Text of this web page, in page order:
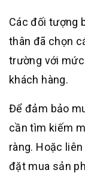
Các đối tượng
thân đã chọn
trường với
khách hàng.
Để đảm bảo
cần tìm kiếm
ràng. Hoặc
đặt mua sản